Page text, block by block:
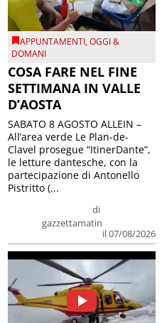
APPUNTAMENTI,OGGI &
DOMANI
COSA FARE NEL FINE
SETTIMANA IN VALLE
D’AOSTA
di
gazzettamatin
il 07/08/2026
SABATO 8 AGOSTO ALLEIN –
All’area verde Le Plan-de-
Clavel prosegue “ItinerDante”,
le letture dantesche, con la
partecipazione di Antonello
Pistritto (...